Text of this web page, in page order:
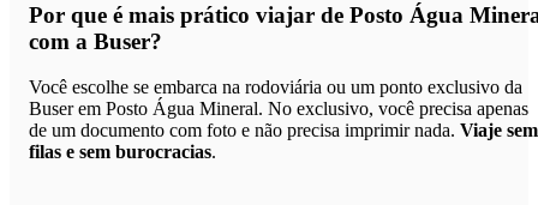
Por que é mais prático viajar de Posto Água
com a Buser?
Você escolhe se embarca na rodoviária ou um ponto exclusivo da
Buser em Posto Água Mineral. No exclusivo, você precisa apenas
de um documento com foto e não precisa imprimir nada. Viaje sem
filas e sem burocracias.